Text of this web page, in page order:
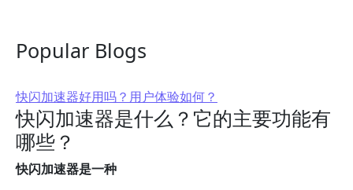
Popular Blogs
快闪加速器好用吗？用户体验如何？
快闪加速器是什么？它的主要功能有
哪些？
快闪加速器是一种